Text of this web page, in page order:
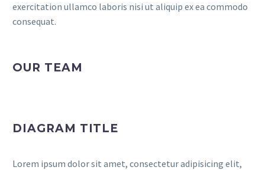
exercitation ullamco laboris nisi ut aliquip ex ea commodo
consequat.
OUR TEAM
DIAGRAM TITLE
Lorem ipsum dolor sit amet, consectetur adipisicing elit,